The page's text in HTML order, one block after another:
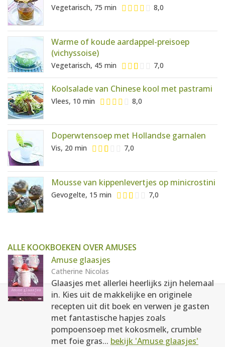
Vegetarisch, 75 min 8,0
Warme of koude aardappel-preisoep
(vichyssoise)
Vegetarisch, 45 min 7,0
Koolsalade van Chinese kool met pastrami
Vlees, 10 min 8,0
Doperwtensoep met Hollandse garnalen
Vis, 20 min 7,0
Mousse van kippenlevertjes op minicrostini
Gevogelte, 15 min 7,0
ALLE KOOKBOEKEN OVER AMUSES
Amuse glaasjes
Catherine Nicolas
Glaasjes met allerlei heerlijks zijn helemaal
in. Kies uit de makkelijke en originele
recepten uit dit boek en verwen je gasten
met fantastische hapjes zoals
pompoensoep met kokosmelk, crumble
met foie gras... bekijk 'Amuse glaasjes'